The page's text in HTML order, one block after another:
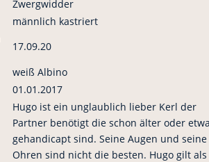
Zwergwidder
männlich kastriert
17.09.20
weiß Albino
01.01.2017
Hugo ist ein unglaublich lieber Kerl der
Partner benötigt die schon älter oder
gehandicapt sind. Seine Augen und seine
Ohren sind nicht die besten. Hugo gilt als